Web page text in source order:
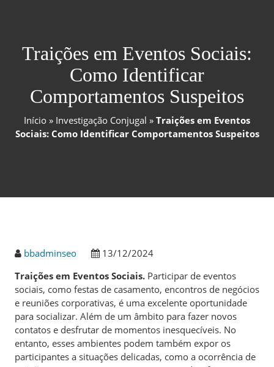
Traições em Eventos Sociais:
Como Identificar
Comportamentos Suspeitos
Início » Investigação Conjugal » Traições em Eventos
Sociais: Como Identificar Comportamentos Suspeitos
bbadminseo
13/12/2024
Traições em Eventos Sociais. Participar de eventos
sociais, como festas de casamento, encontros de negócios
e reuniões corporativas, é uma excelente oportunidade
para socializar. Além de um âmbito para fazer novos
contatos e desfrutar de momentos inesquecíveis. No
entanto, esses ambientes podem também expor os
participantes a situações delicadas, como a ocorrência de